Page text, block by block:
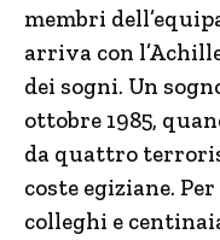
membri
arriva con
dei sogni. Un
ottobre 1985,
da quattro
coste egiziane.
colleghi e